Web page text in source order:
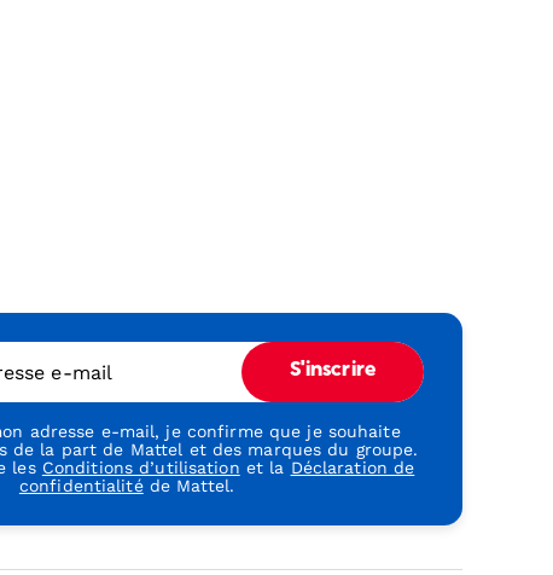
e-mail S'inscrire
adresse e-mail, je confirme que je souhaite
de la part de Mattel et des marques du groupe.
les Conditions d’utilisation et la Déclaration de
confidentialitéde Mattel.